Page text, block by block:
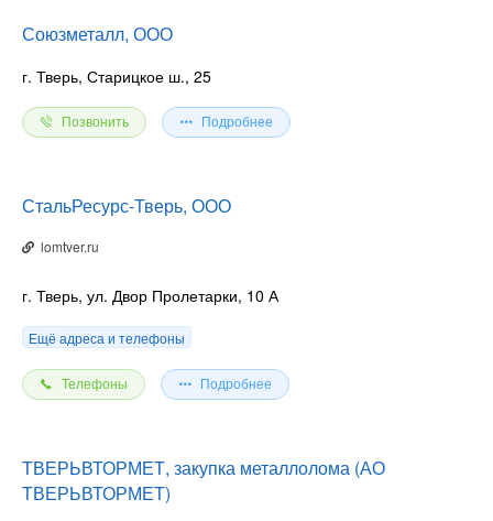
Союзметалл, ООО
г. Тверь, Старицкое ш., 25
Позвонить Подробнее
СтальРесурс-Тверь, ООО
lomtver.ru
г. Тверь, ул. Двор Пролетарки, 10 А
Ещё адреса и телефоны
Телефоны Подробнее
ТВЕРЬВТОРМЕТ, закупка металлолома (АО
ТВЕРЬВТОРМЕТ)